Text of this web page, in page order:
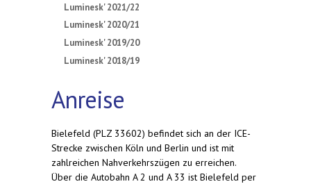
Luminesk' 2021/22
Luminesk' 2020/21
Luminesk' 2019/20
Luminesk' 2018/19
Anreise
Bielefeld (PLZ 33602) befindet sich an der ICE-
Strecke zwischen Köln und Berlin und ist mit
zahlreichen Nahverkehrszügen zu erreichen.
Über die Autobahn A 2 und A 33 ist Bielefeld per